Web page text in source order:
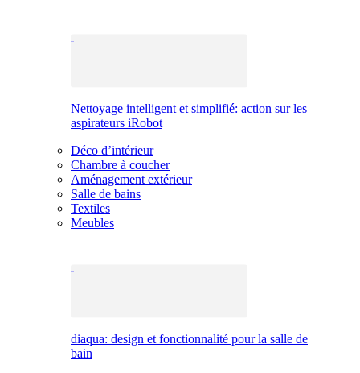
Nettoyage intelligent et simplifié: action sur les
aspirateurs iRobot
Déco d’intérieur
Chambre à coucher
Aménagement extérieur
Salle de bains
Textiles
Meubles
diaqua: design et fonctionnalité pour la salle de
bain